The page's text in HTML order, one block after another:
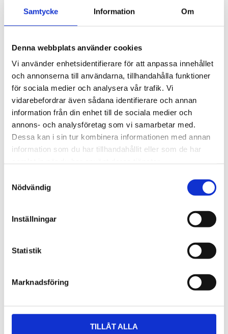
Samtycke Information Om
Denna webbplats använder cookies
Vi använder enhetsidentifierare för att anpassa innehållet
och annonserna till användarna, tillhandahålla funktioner
för sociala medier och analysera vår trafik. Vi
vidarebefordrar även sådana identifierare och annan
information från din enhet till de sociala medier och
annons- och analysföretag som vi samarbetar med.
Dessa kan i sin tur kombinera informationen med annan
information som du har tillhandahållit eller som de har
Nödvändig
Inställningar
Statistik
Marknadsföring
TILLÅT ALLA
THULE DOCKGRIP
Lägg till i favoriter
THULE HULL-A-PORT
POPULÄRAST!